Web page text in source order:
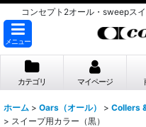
コンセプト2オール・sweepス
メニュー
カテゴリ マイページ
ホーム > Oars（オール） > Collers
> スイープ用カラー（黒）